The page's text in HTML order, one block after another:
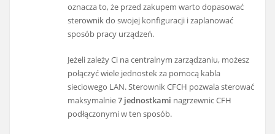
oznacza to, że przed zakupem warto dopasować
sterownik do swojej konfiguracji i zaplanować
sposób pracy urządzeń.
Jeżeli zależy Ci na centralnym zarządzaniu, możesz
połączyć wiele jednostek za pomocą kabla
sieciowego LAN. Sterownik CFCH pozwala sterować
maksymalnie7 jednostkami nagrzewnic CFH
podłączonymi w ten sposób.